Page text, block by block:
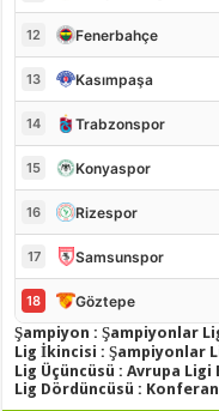
12 Fenerbahçe
13 Kasımpaşa
14 Trabzonspor
15 Konyaspor
16 Rizespor
17 Samsunspor
18 Göztepe
Şampiyon : Şampiyonlar
Lig İkincisi : Şampiyonlar
Lig Üçüncüsü : Avrupa Ligi
Lig Dördüncüsü :